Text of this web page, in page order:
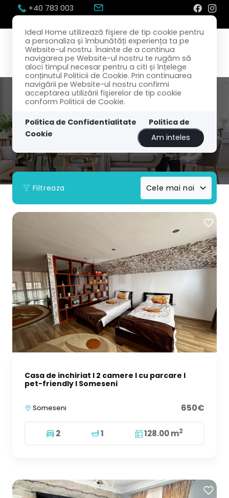
Ideal Home utilizează fişiere de tip cookie pentru
a personaliza și îmbunătăți experiența ta pe
Website-ul nostru. Înainte de a continua
navigarea pe Website-ul nostru te rugăm să
aloci timpul necesar pentru a citi și înțelege
conținutul Politicii de Cookie. Prin continuarea
navigării pe Website-ul nostru confirmi
acceptarea utilizării fişierelor de tip cookie
conform Politicii de Cookie.
Politica de Confidentialitate
Politica de
Cookie
Am inteles
+40 783 003
Filtreaza Cele mai noi
Casa de inchiriat I 2 camere I cu parcare I
pet-friendly I Someseni
Someseni 650€
2 1 128.00 m2